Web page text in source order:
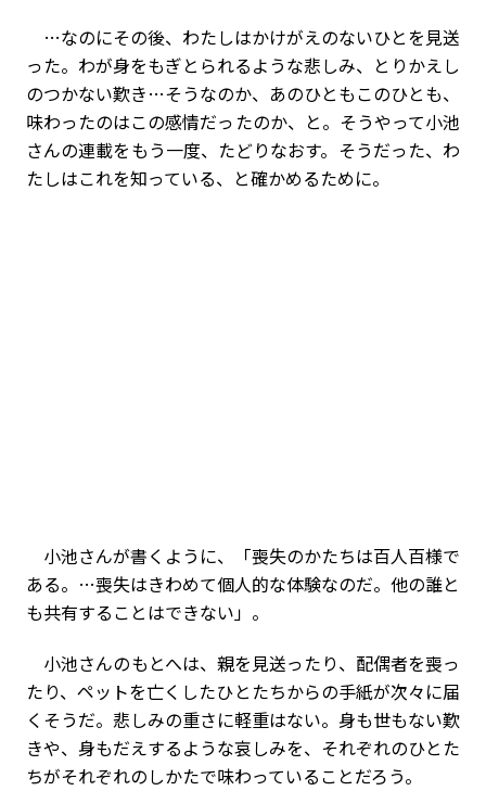
…なのにその後、わたしはかけがえのないひとを見送
った。わが身をもぎとられるような悲しみ、とりかえし
のつかない歎き…そうなのか、あのひともこのひとも、
味わったのはこの感情だったのか、と。そうやって小池
さんの連載をもう一度、たどりなおす。そうだった、わ
たしはこれを知っている、と確かめるために。
小池さんが書くように、「喪失のかたちは百人百様で
ある。…喪失はきわめて個人的な体験なのだ。他の誰と
も共有することはできない」。
小池さんのもとへは、親を見送ったり、配偶者を喪っ
たり、ペットを亡くしたひとたちからの手紙が次々に届
くそうだ。悲しみの重さに軽重はない。身も世もない歎
きや、身もだえするような哀しみを、それぞれのひとた
ちがそれぞれのしかたで味わっていることだろう。